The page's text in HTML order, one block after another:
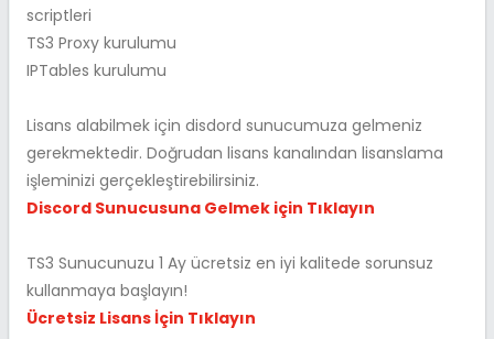
scriptleri
TS3 Proxy kurulumu
IPTables kurulumu
Lisans alabilmek için disdord sunucumuza gelmeniz
gerekmektedir. Doğrudan lisans kanalından lisanslama
işleminizi gerçekleştirebilirsiniz.
Discord Sunucusuna Gelmek için Tıklayın
TS3 Sunucunuzu 1 Ay ücretsiz en iyi kalitede sorunsuz
kullanmaya başlayın!
Ücretsiz Lisans İçin Tıklayın